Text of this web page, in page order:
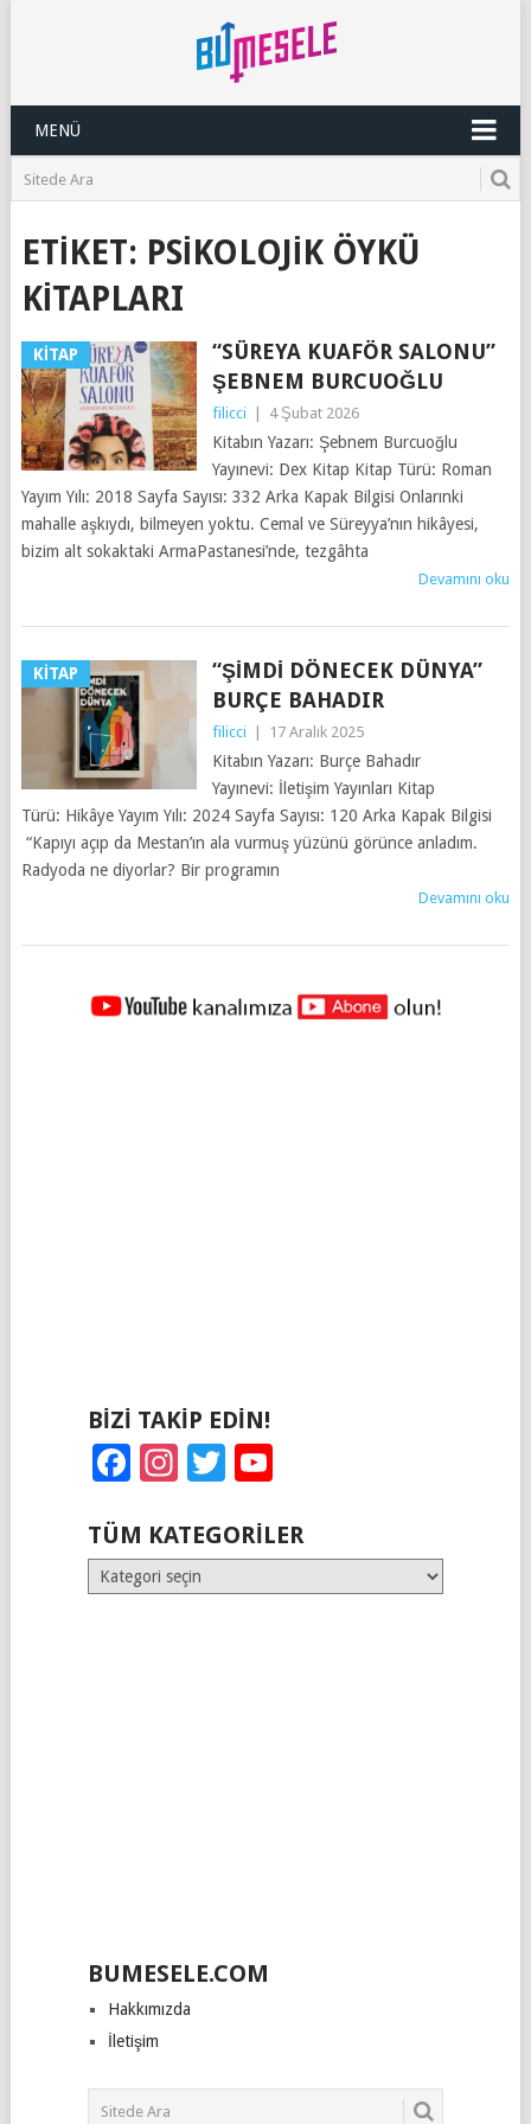
MENÜ
ETIKET: PSIKOLOJIK ÖYKÜ
KITAPLARI
KITAP
“SÜREYA KUAFÖR SALONU”
ŞEBNEM BURCUOĞLU
filicci 4 Şubat 2026
Kitabın Yazarı: Şebnem Burcuoğlu
Yayınevi: Dex Kitap Kitap Türü: Roman
Yayım Yılı: 2018 Sayfa Sayısı: 332 Arka Kapak Bilgisi Onlarınki
mahalle aşkıydı, bilmeyen yoktu. Cemal ve Süreyya’nın hikâyesi,
bizim alt sokaktaki ArmaPastanesi’nde, tezgâhta
Devamını oku
KITAP
“ŞIMDI DÖNECEK DÜNYA”
BURÇE BAHADIR
filicci 17 Aralık 2025
Kitabın Yazarı: Burçe Bahadır
Yayınevi: İletişim Yayınları Kitap
Türü: Hikâye Yayım Yılı: 2024 Sayfa Sayısı: 120 Arka Kapak Bilgisi
“Kapıyı açıp da Mestan’ın ala vurmuş yüzünü görünce anladım.
Radyoda ne diyorlar? Bir programın
Devamını oku
YAZILAR
BIZI TAKIP EDIN!
Facebook
Instagram
Twitter
TÜM KATEGORILER
Tüm
Kategoriler
BUMESELE.COM
Hakkımızda
İletişim